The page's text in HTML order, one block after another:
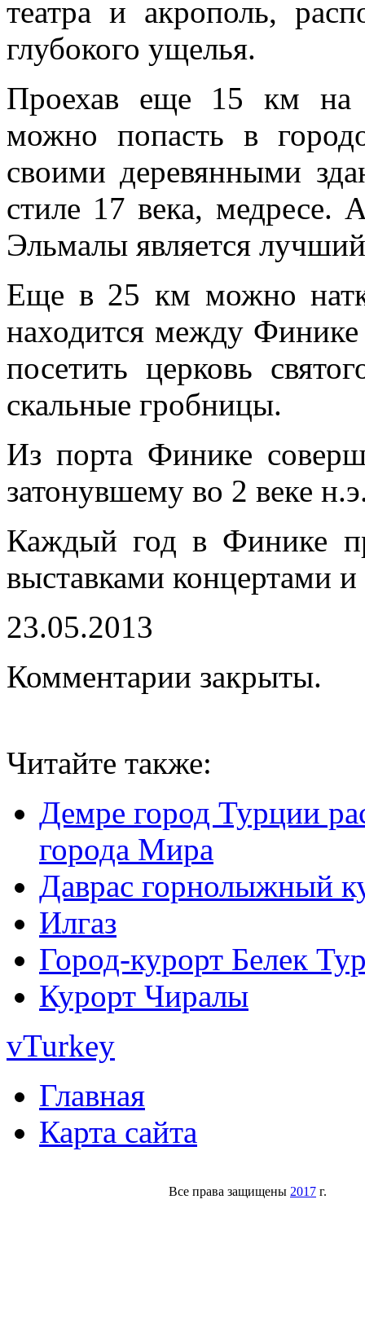
театра и акрополь,
глубокого ущелья.
Проехав еще 15 км на
можно попасть в
своими деревянными
стиле 17 века, медресе.
Эльмалы является
Еще в 25 км можно
находится между
посетить церковь
скальные гробницы.
Из порта Финике
затонувшему во 2 веке
Каждый год в Финике
выставками концертами
23.05.2013
Комментарии закрыты.
Читайте также:
Демре город Турции
города Мира
Даврас горнолыжный
Илгаз
Город-курорт Белек
Курорт Чиралы
vTurkey
Главная
Карта сайта
Все права защищены 2017 г.